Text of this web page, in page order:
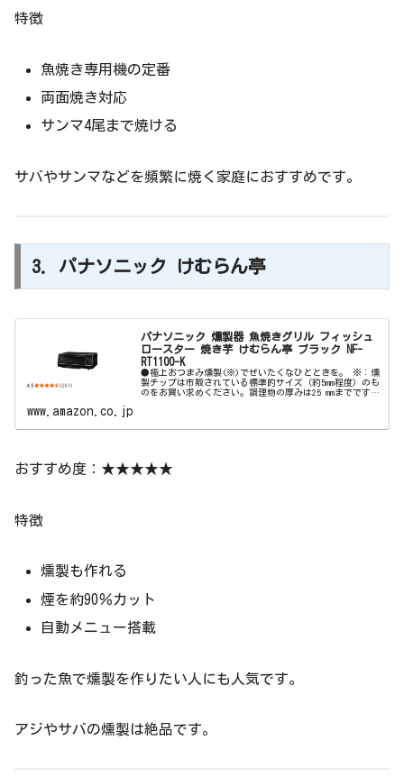
特徴
魚焼き専用機の定番
両面焼き対応
サンマ4尾まで焼ける
サバやサンマなどを頻繁に焼く家庭におすすめです。
3. パナソニック けむらん亭
パナソニック 燻製器 魚焼きグリル フィッシュ
ロースター 焼き芋 けむらん亭 ブラック NF-
RT1100-K
●極上おつまみ燻製(※)でぜいたくなひとときを。 ※：燻
製チップは市販されている標準的サイズ（約5mm程度）のも
のをお買い求めください。調理物の厚みは25 mmまでです。
www.amazon.co.jp
おすすめ度：★★★★★
特徴
燻製も作れる
煙を約90％カット
自動メニュー搭載
釣った魚で燻製を作りたい人にも人気です。
アジやサバの燻製は絶品です。